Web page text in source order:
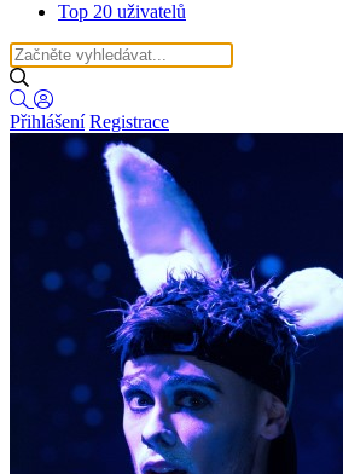
Top 20 uživatelů
Přihlášení Registrace